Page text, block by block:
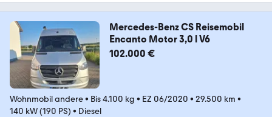
Mercedes-Benz CS Reisemobil
Encanto Motor 3,0 l V6
102.000 €
Wohnmobil andere• Bis 4.100 kg • EZ 06/2020 • 29.500 km •
140 kW (190 PS) • Diesel